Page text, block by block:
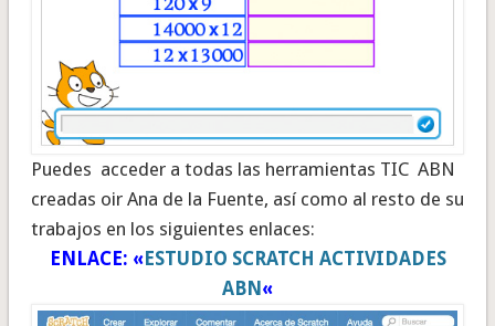
Puedes acceder a todas las herramientas TIC ABN
creadas oir Ana de la Fuente, así como al resto de su
trabajos en los siguientes enlaces:
ENLACE: «ESTUDIO SCRATCH ACTIVIDADES
ABN «